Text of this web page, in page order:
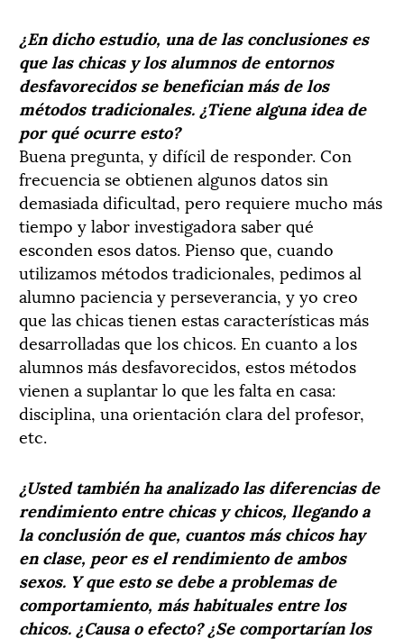
¿En dicho estudio, una de las conclusiones es
que las chicas y los alumnos de entornos
desfavorecidos se benefician más de los
métodos tradicionales. ¿Tiene alguna idea de
por qué ocurre esto?
Buena pregunta, y difícil de responder. Con
frecuencia se obtienen algunos datos sin
demasiada dificultad, pero requiere mucho más
tiempo y labor investigadora saber qué
esconden esos datos. Pienso que, cuando
utilizamos métodos tradicionales, pedimos al
alumno paciencia y perseverancia, y yo creo
que las chicas tienen estas características más
desarrolladas que los chicos. En cuanto a los
alumnos más desfavorecidos, estos métodos
vienen a suplantar lo que les falta en casa:
disciplina, una orientación clara del profesor,
etc.
¿Usted también ha analizado las diferencias de
rendimiento entre chicas y chicos, llegando a
la conclusión de que, cuantos más chicos hay
en clase, peor es el rendimiento de ambos
sexos. Y que esto se debe a problemas de
comportamiento, más habituales entre los
chicos. ¿Causa o efecto? ¿Se comportarían los